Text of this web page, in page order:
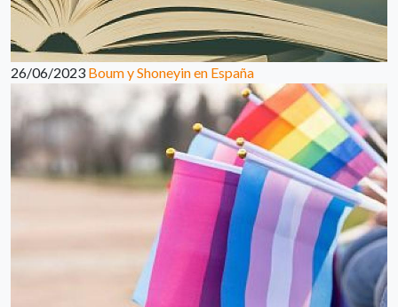
26/06/2023 Boum y Shoneyin en España